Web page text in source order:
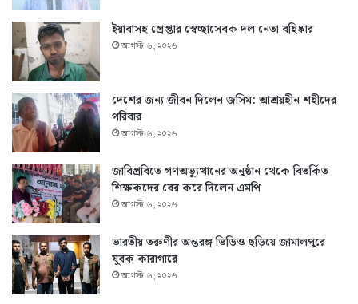
ইয়াবাসহ গ্রেপ্তার স্বেচ্ছাসেবক দল নেতা বহিষ্কার
আগস্ট ৬, ২০২৬
দেশের জন্য জীবন দিলেন জসিম: আশ্রয়হীন শহীদের
পরিবার
আগস্ট ৬, ২০২৬
জাবিপ্রবিতে গণঅভ্যুত্থানের অনুষ্ঠান থেকে বিতর্কিত
শিক্ষকদের বের করে দিলেন এমপি
আগস্ট ৬, ২০২৬
ভারতীয় তরুণীর অন্তরঙ্গ ভিডিও ছড়িয়ে জামালপুরে
যুবক কারাগারে
আগস্ট ৬, ২০২৬